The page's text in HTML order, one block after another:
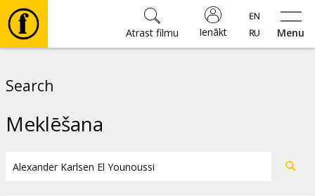
Menu
Ienākt
Atrast filmu
Search
Meklēšana